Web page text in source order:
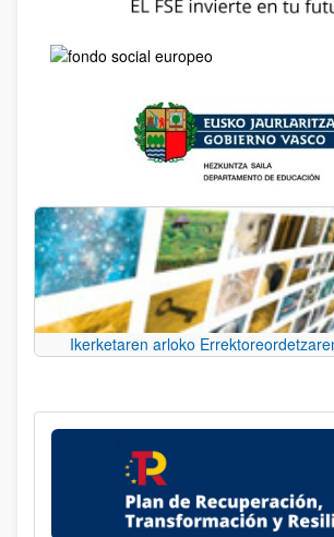
Ikerketaren arloko